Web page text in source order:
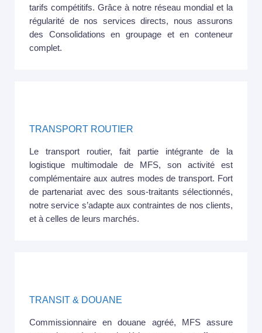
tarifs compétitifs. Grâce à notre réseau mondial et la
régularité de nos services directs, nous assurons
des Consolidations en groupage et en conteneur
complet.
TRANSPORT ROUTIER
Le transport routier, fait partie intégrante de la
logistique multimodale de MFS, son activité est
complémentaire aux autres modes de transport. Fort
de partenariat avec des sous-traitants sélectionnés,
notre service s’adapte aux contraintes de nos clients,
et à celles de leurs marchés.
TRANSIT & DOUANE
Commissionnaire en douane agréé, MFS assure